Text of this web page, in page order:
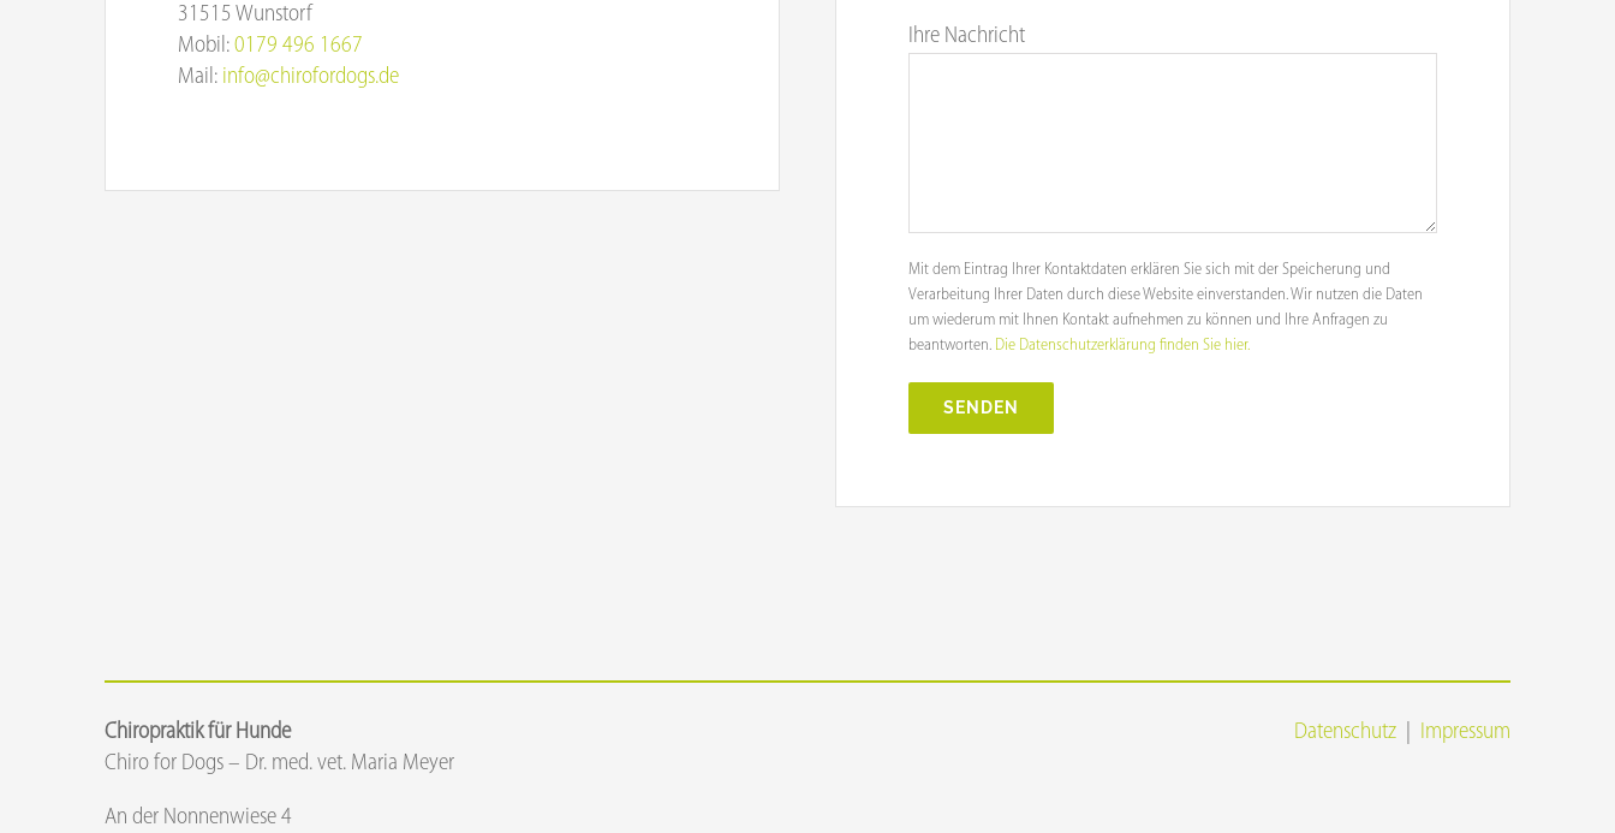
31515 Wunstorf
Mobil: 0179 496 1667
Mail: info@chirofordogs.de
Ihre Nachricht
Mit dem Eintrag Ihrer Kontaktdaten erklären Sie sich mit der Speicherung und
Verarbeitung Ihrer Daten durch diese Website einverstanden. Wir nutzen die Daten
um wiederum mit Ihnen Kontakt aufnehmen zu können und Ihre Anfragen zu
beantworten. Die Datenschutzerklärung finden Sie hier.
Chiropraktik für Hunde
Chiro for Dogs – Dr. med. vet. Maria Meyer
An der Nonnenwiese 4
Datenschutz Impressum